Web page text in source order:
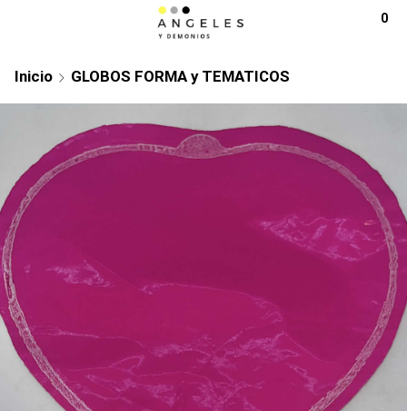
0
Inicio GLOBOS FORMA y TEMATICOS